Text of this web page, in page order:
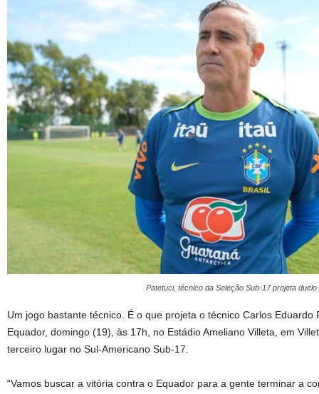
Patetuci, técnico da Seleção Sub-17 projeta
Um jogo bastante técnico. É o que projeta o técnico Carlos
Equador, domingo (19), às 17h, no Estádio Ameliano Villeta, em
terceiro lugar no Sul-Americano Sub-17.
“Vamos buscar a vitória contra o Equador para a gente terminar a